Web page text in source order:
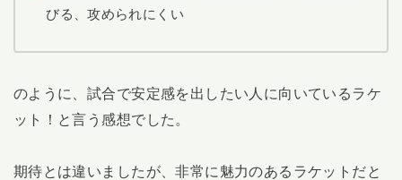
びる、攻められにくい
のように、試合で安定感を出したい人に向いているラケ
ット！と言う感想でした。
期待とは違いましたが、非常に魅力のあるラケットだと